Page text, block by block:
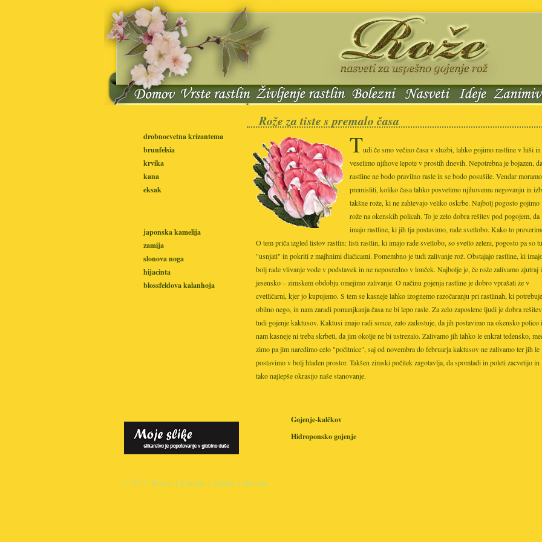
drobnocvetna krizantema
brunfelsia
krvika
kana
eksak
japonska kamelija
zamija
slonova noga
hijacinta
blossfeldova kalanhoja
Rože za tiste s premalo časa
Tudi če smo večino časa v službi, lahko gojimo rastline v hiši in
veselimo njihove lepote v prostih dnevih. Nepotrebna je bojazen, da
rastline ne bodo pravilno rasle in se bodo posušile. Vendar moramo
premisliti, koliko časa lahko posvetimo njihovemu negovanju in
takšne rože, ki ne zahtevajo veliko oskrbe. Najbolj pogosto gojimo
rože na okenskih policah. To je zelo dobra rešitev pod pogojem, da
imajo rastline, ki jih tja postavimo, rade svetlobo. Kako to
O tem priča izgled listov rastlin: listi rastlin, ki imajo rade svetlobo, so svetlo zeleni, pogosto pa so
"usnjati" in pokriti z majhnimi dlačicami. Pomembno je tudi zalivanje rož. Obstajajo rastline, ki
bolj rade vlivanje vode v podstavek in ne neposredno v lonček. Najbolje je, če rože zalivamo zjutraj
jesensko – zimskem obdobju omejimo zalivanje. O načinu gojenja rastline je dobro vprašati že v
cvetličarni, kjer jo kupujemo. S tem se kasneje lahko izognemo razočaranju pri rastlinah, ki
obilno nego, in nam zaradi pomanjkanja časa ne bi lepo rasle. Za zelo zaposlene ljudi je dobra rešitev
tudi gojenje kaktusov. Kaktusi imajo radi sonce, zato zadostuje, da jih postavimo na okensko polico
nam kasneje ni treba skrbeti, da jim okolje ne bi ustrezalo. Zalivamo jih lahko le enkrat tedensko,
zimo pa jim naredimo celo "počitnice", saj od novembra do februarja kaktusov ne zalivamo ter jih le
postavimo v bolj hladen prostor. Takšen zimski počitek zagotavlja, da spomladi in poleti zacvetijo in
tako najlepše okrasijo naše stanovanje.
Gojenje-kalčkov
Hidroponsko gojenje
© 2010 Roze.si | Kontakt | Admin | Sitemap